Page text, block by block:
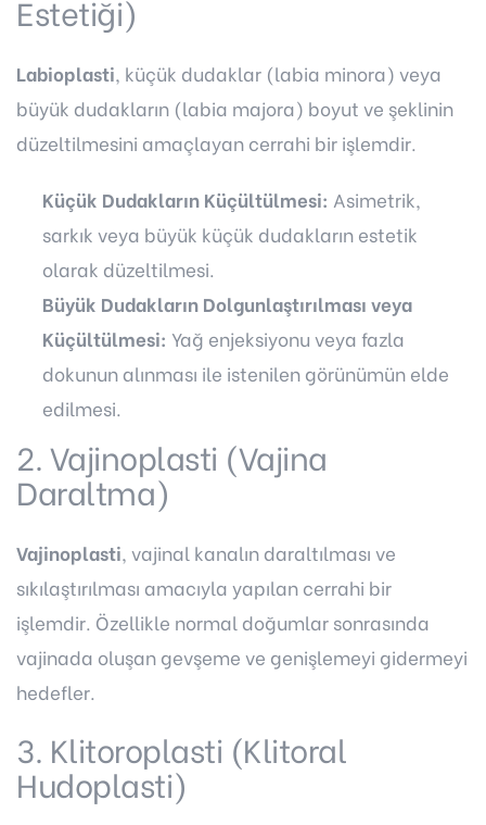
Estetiği)
Labioplasti, küçük dudaklar (labia minora) veya
büyük dudakların (labia majora) boyut ve şeklinin
düzeltilmesini amaçlayan cerrahi bir işlemdir.
Küçük Dudakların Küçültülmesi: Asimetrik,
sarkık veya büyük küçük dudakların estetik
olarak düzeltilmesi.
Büyük Dudakların Dolgunlaştırılması veya
Küçültülmesi: Yağ enjeksiyonu veya fazla
dokunun alınması ile istenilen görünümün elde
edilmesi.
2. Vajinoplasti (Vajina
Daraltma)
Vajinoplasti, vajinal kanalın daraltılması ve
sıkılaştırılması amacıyla yapılan cerrahi bir
işlemdir. Özellikle normal doğumlar sonrasında
vajinada oluşan gevşeme ve genişlemeyi gidermeyi
hedefler.
3. Klitoroplasti (Klitoral
Hudoplasti)